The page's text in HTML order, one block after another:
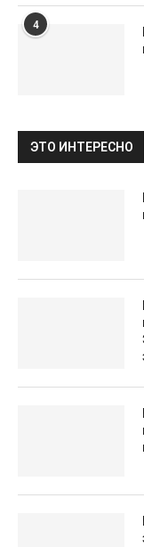
4
ЭТО ИНТЕРЕСНО